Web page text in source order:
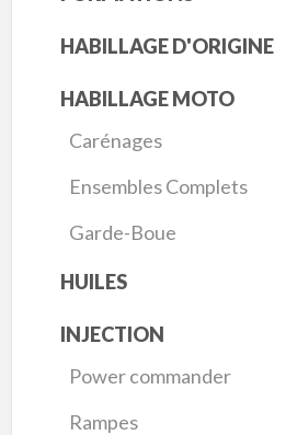
HABILLAGE D'ORIGINE
HABILLAGE MOTO
Carénages
Ensembles Complets
Garde-Boue
HUILES
INJECTION
Power commander
Rampes